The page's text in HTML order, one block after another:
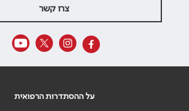
צרו קשר
על ההסתדרות הרפואית